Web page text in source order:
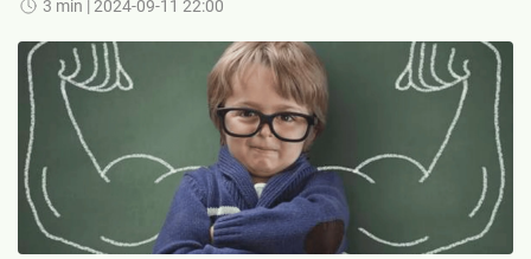
3 min | 2024-09-11 22:00